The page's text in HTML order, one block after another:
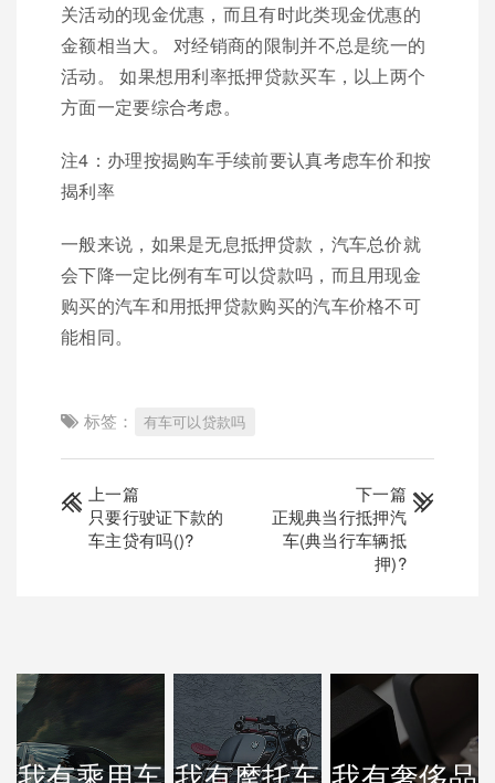
关活动的现金优惠，而且有时此类现金优惠的
金额相当大。 对经销商的限制并不总是统一的
活动。 如果想用利率抵押贷款买车，以上两个
方面一定要综合考虑。
注4：办理按揭购车手续前要认真考虑车价和按
揭利率
一般来说，如果是无息抵押贷款，汽车总价就
会下降一定比例有车可以贷款吗，而且用现金
购买的汽车和用抵押贷款购买的汽车价格不可
能相同。
标签： 有车可以贷款吗
上一篇
只要行驶证下款的
车主贷有吗()?
下一篇
正规典当行抵押汽
车(典当行车辆抵
押)?
我有乘用车 我有摩托车 我有奢侈品